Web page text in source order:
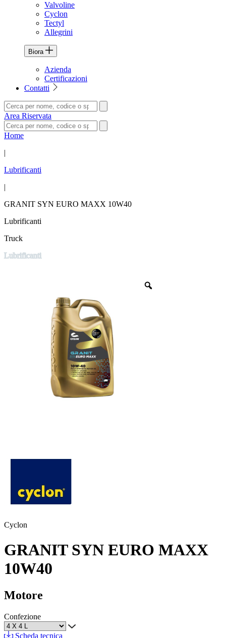
Valvoline
Cyclon
Tectyl
Allegrini
Biora
Azienda
Certificazioni
Contatti
Area Riservata
Home
|
Lubrificanti
|
GRANIT SYN EURO MAXX 10W40
Lubrificanti
Truck
Lubrificanti
Cyclon
GRANIT SYN EURO MAXX
10W40
Motore
Confezione
Scheda tecnica